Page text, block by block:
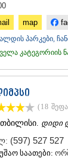
map
პარკები,
კატეგორიის
(18
თბილისი. დიდი
(597) 527 527
საათები: